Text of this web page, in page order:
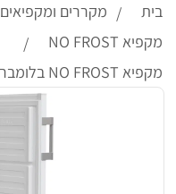
בית מקררים ומקפיאים
מקפיא NO FROST
מקפיא NO FROST בלומברג FNT9557W לבן